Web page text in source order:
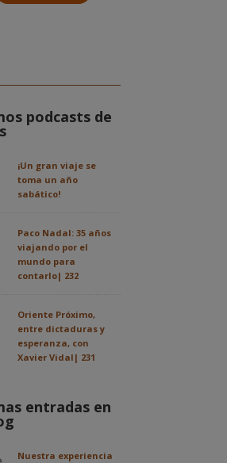
podcasts de
¡Un gran viaje se
toma un año
sabático!
Paco Nadal: 35 años
viajando por el
mundo para
contarlo| 232
Oriente Próximo,
entre dictaduras y
esperanza, con
Xavier Vidal| 231
entradas en
Nuestra experiencia